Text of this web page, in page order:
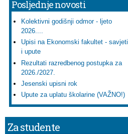
Posljednje novosti
Kolektivni godišnji odmor - ljeto
2026....
Upisi na Ekonomski fakultet - savjeti
i upute
Rezultati razredbenog postupka za
2026./2027.
Jesenski upisni rok
Upute za uplatu školarine (VAŽNO!)
Za studente